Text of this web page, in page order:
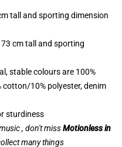
tall and sporting dimension
cm tall and sporting
stable colours are 100%
10% polyester, denim
sturdiness
, don't missMotionless in
many things